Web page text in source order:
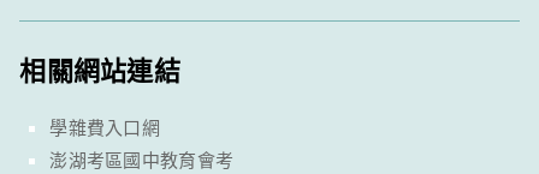
相關網站連結
學雜費入口網
澎湖考區國中教育會考